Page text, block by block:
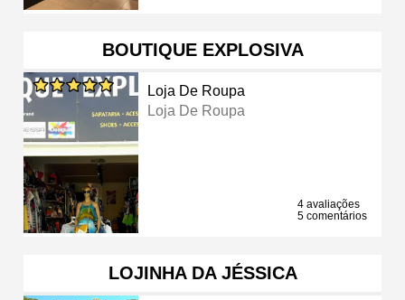
BOUTIQUE EXPLOSIVA
Loja De Roupa
Loja De Roupa
4 avaliações
5 comentários
LOJINHA DA JÉSSICA